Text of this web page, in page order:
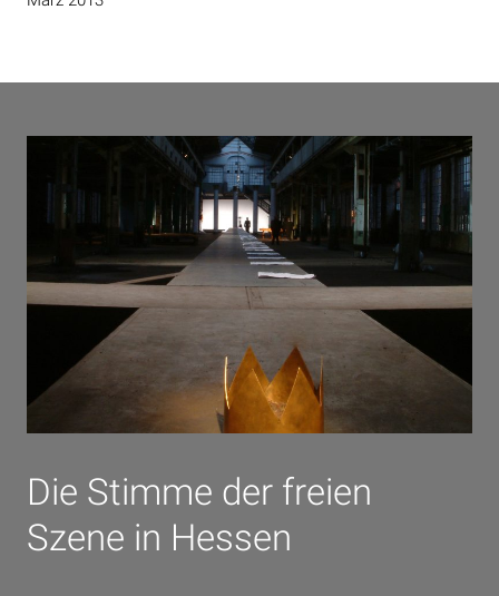
Die Stimme der freien
Szene in Hessen